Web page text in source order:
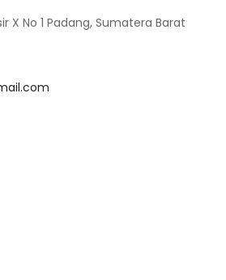
X No 1 Padang, Sumatera Barat